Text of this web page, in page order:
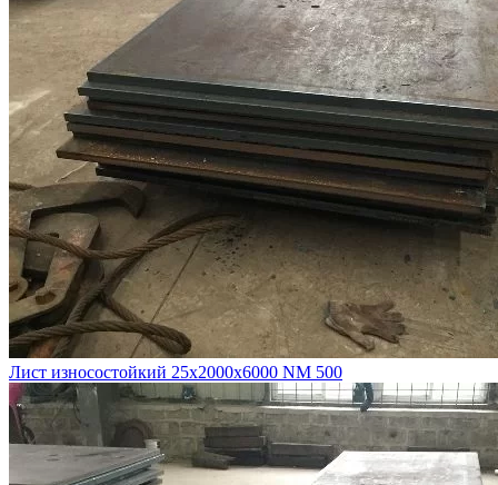
Лист износостойкий 25х2000х6000 NM 500